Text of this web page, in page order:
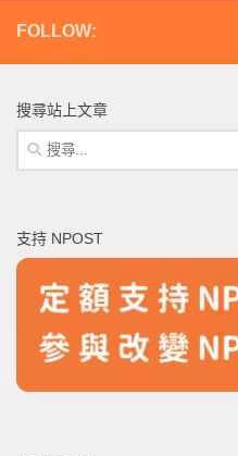
FOLLOW:
搜尋站上文章
搜
尋
字:
支持 NPOST